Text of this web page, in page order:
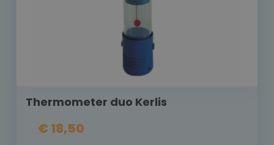
Thermometer duo Kerlis
€ 18,50